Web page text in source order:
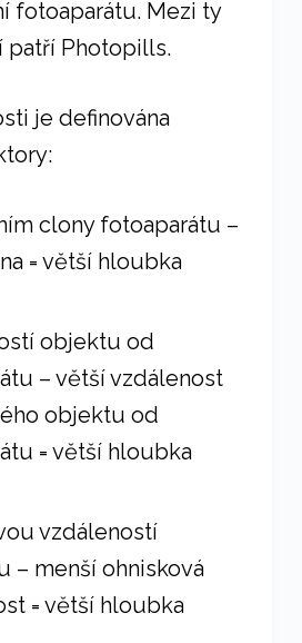
fotoaparátu. Mezi ty
patří Photopills.
je definována
clony fotoaparátu –
= větší hloubka
objektu od
– větší vzdálenost
objektu od
= větší hloubka
vzdáleností
– menší ohnisková
= větší hloubka